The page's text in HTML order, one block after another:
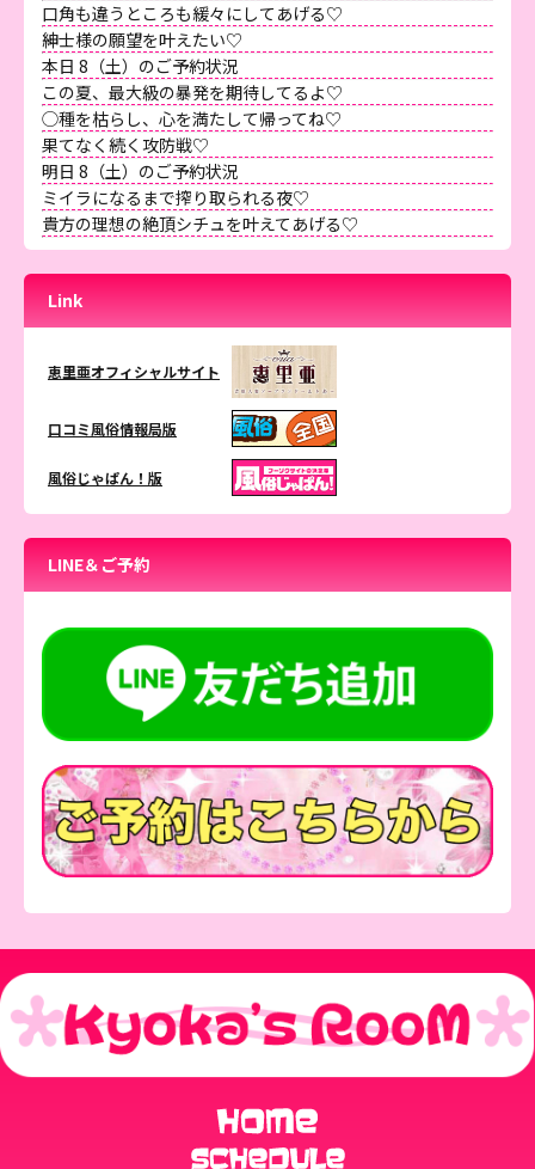
口角も違うところも緩々にしてあげる♡
紳士様の願望を叶えたい♡
本日 8（土）のご予約状況
この夏、最大級の暴発を期待してるよ♡
◯種を枯らし、心を満たして帰ってね♡
果てなく続く攻防戦♡
明日 8（土）のご予約状況
ミイラになるまで搾り取られる夜♡
貴方の理想の絶頂シチュを叶えてあげる♡
Link
恵里亜オフィシャルサイト
口コミ風俗情報局版
風俗じゃぱん！版
LINE＆ご予約